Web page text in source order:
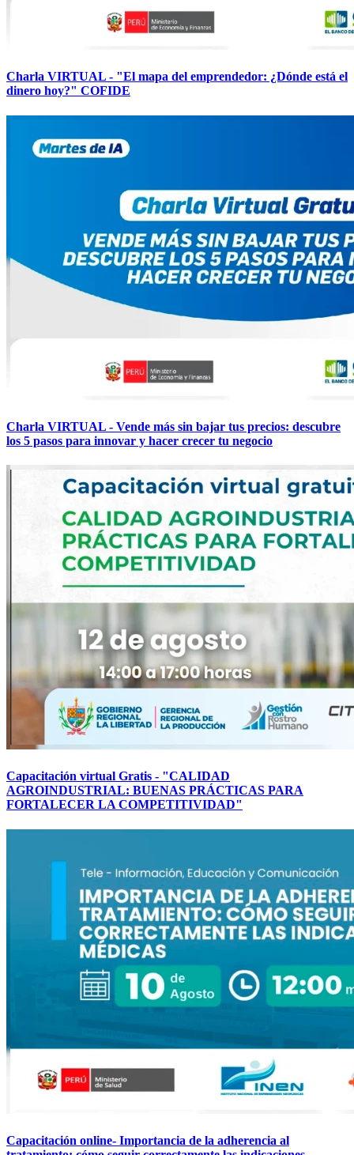
Charla VIRTUAL - "El mapa del emprendedor: ¿Dónde está el
dinero hoy?" COFIDE
Charla VIRTUAL - Vende más sin bajar tus precios: descubre
los 5 pasos para innovar y hacer crecer tu negocio
Capacitación virtual Gratis - "CALIDAD
AGROINDUSTRIAL: BUENAS PRÁCTICAS PARA
FORTALECER LA COMPETITIVIDAD"
Capacitación online- Importancia de la adherencia al